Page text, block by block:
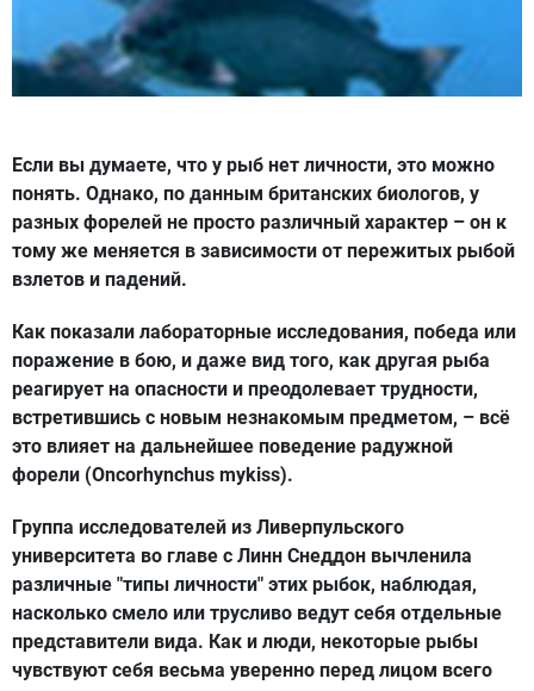
Если вы думаете, что у рыб нет личности, это можно
понять. Однако, по данным британских биологов, у
разных форелей не просто различный характер – он к
тому же меняется в зависимости от пережитых рыбой
взлетов и падений.
Как показали лабораторные исследования, победа или
поражение в бою, и даже вид того, как другая рыба
реагирует на опасности и преодолевает трудности,
встретившись с новым незнакомым предметом, – всё
это влияет на дальнейшее поведение радужной
форели (Oncorhynchus mykiss).
Группа исследователей из Ливерпульского
университета во главе с Линн Снеддон вычленила
различные "типы личности" этих рыбок, наблюдая,
насколько смело или трусливо ведут себя отдельные
представители вида. Как и люди, некоторые рыбы
чувствуют себя весьма уверенно перед лицом всего